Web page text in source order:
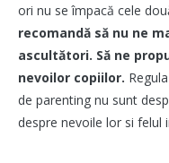
ori nu se împacă cele
recomandă să nu ne
ascultători. Să ne
nevoilor copiilor.
de parenting nu sunt
despre nevoile lor si felul